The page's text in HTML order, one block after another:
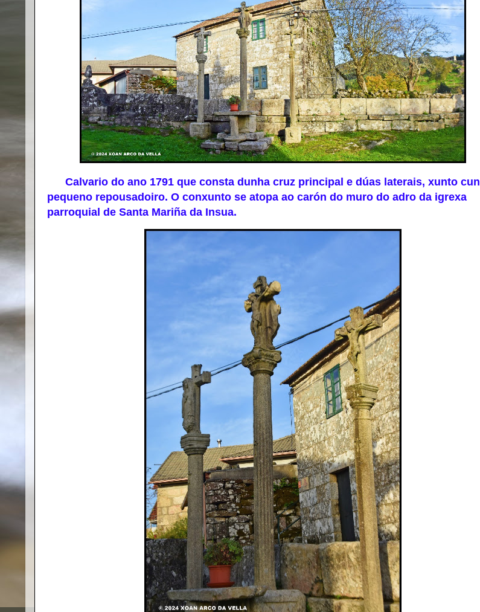
Calvario do ano 1791 que consta dunha cruz principal e dúas laterais, xunto cun
pequeno repousadoiro. O conxunto se atopa ao carón do muro do adro da igrexa
parroquial de Santa Mariña da Insua.